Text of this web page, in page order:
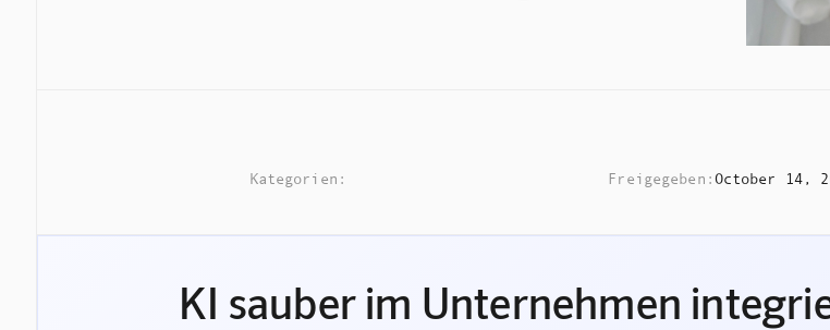
Kategorien: Freigegeben:October 14,
KI sauber im Unternehmen